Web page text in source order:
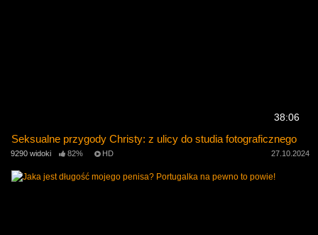
38:06
Seksualne przygody Christy: z ulicy do studia fotograficznego
9290 widoki 82% HD 27.10.2024